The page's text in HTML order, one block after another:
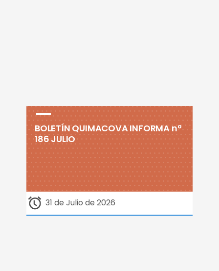
BOLETÍN QUIMACOVA INFORMA nº
186 JULIO
31 de Julio de 2026